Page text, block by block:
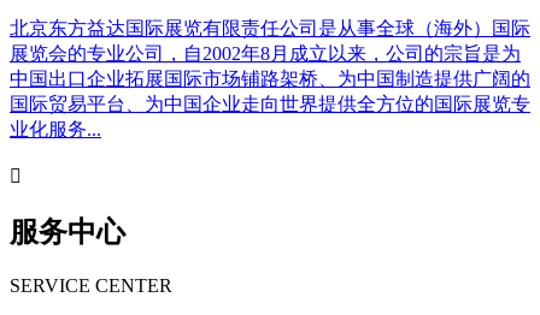
北京东方益达国际展览有限责任公司是从事全球（海外）国际
展览会的专业公司，自2002年8月成立以来，公司的宗旨是为
中国出口企业拓展国际市场铺路架桥、为中国制造提供广阔的
国际贸易平台、为中国企业走向世界提供全方位的国际展览专
业化服务...

服务中心
SERVICE CENTER